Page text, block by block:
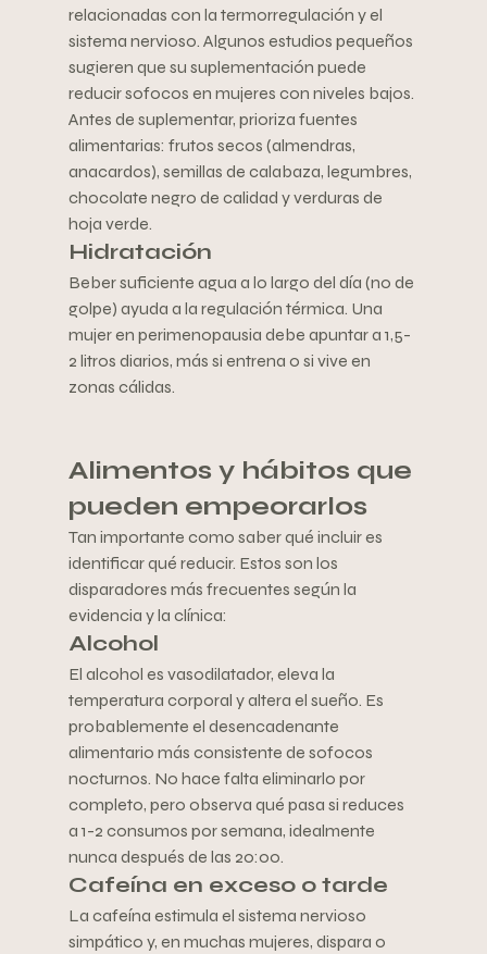
relacionadas con la termorregulación y el
sistema nervioso. Algunos estudios pequeños
sugieren que su suplementación puede
reducir sofocos en mujeres con niveles bajos.
Antes de suplementar, prioriza fuentes
alimentarias: frutos secos (almendras,
anacardos), semillas de calabaza, legumbres,
chocolate negro de calidad y verduras de
hoja verde.
Hidratación
Beber suficiente agua a lo largo del día (no de
golpe) ayuda a la regulación térmica. Una
mujer en perimenopausia debe apuntar a 1,5-
2 litros diarios, más si entrena o si vive en
zonas cálidas.
Alimentos y hábitos que
pueden empeorarlos
Tan importante como saber qué incluir es
identificar qué reducir. Estos son los
disparadores más frecuentes según la
evidencia y la clínica:
Alcohol
El alcohol es vasodilatador, eleva la
temperatura corporal y altera el sueño. Es
probablemente el desencadenante
alimentario más consistente de sofocos
nocturnos. No hace falta eliminarlo por
completo, pero observa qué pasa si reduces
a 1-2 consumos por semana, idealmente
nunca después de las 20:00.
Cafeína en exceso o tarde
La cafeína estimula el sistema nervioso
simpático y, en muchas mujeres, dispara o